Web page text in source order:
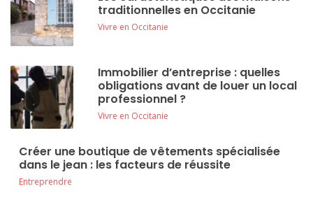
traditionnelles en Occitanie
Vivre en Occitanie
Immobilier d’entreprise : quelles
obligations avant de louer un local
professionnel ?
Vivre en Occitanie
Créer une boutique de vêtements spécialisée
dans le jean : les facteurs de réussite
Entreprendre